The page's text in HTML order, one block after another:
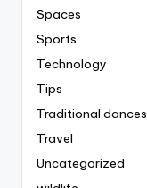
Spaces
Sports
Technology
Tips
Traditional dances
Travel
Uncategorized